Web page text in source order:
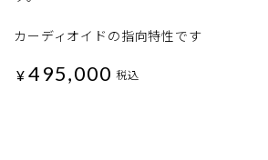
カーディオイドの指向特性です
¥ 495,000 税込